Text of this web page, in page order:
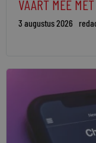
VAART MEE
3 augustus 2026